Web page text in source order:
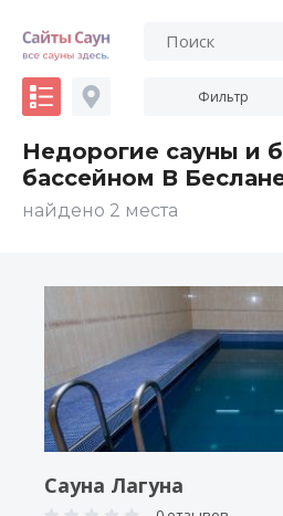
Фильтр
Недорогие сауны и
бассейном В
найдено 2 места
Сауна Лагуна